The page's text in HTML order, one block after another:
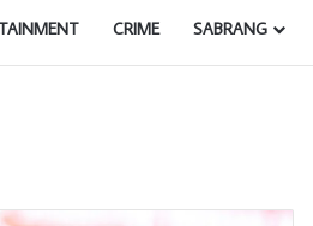
CRIME SABRANG